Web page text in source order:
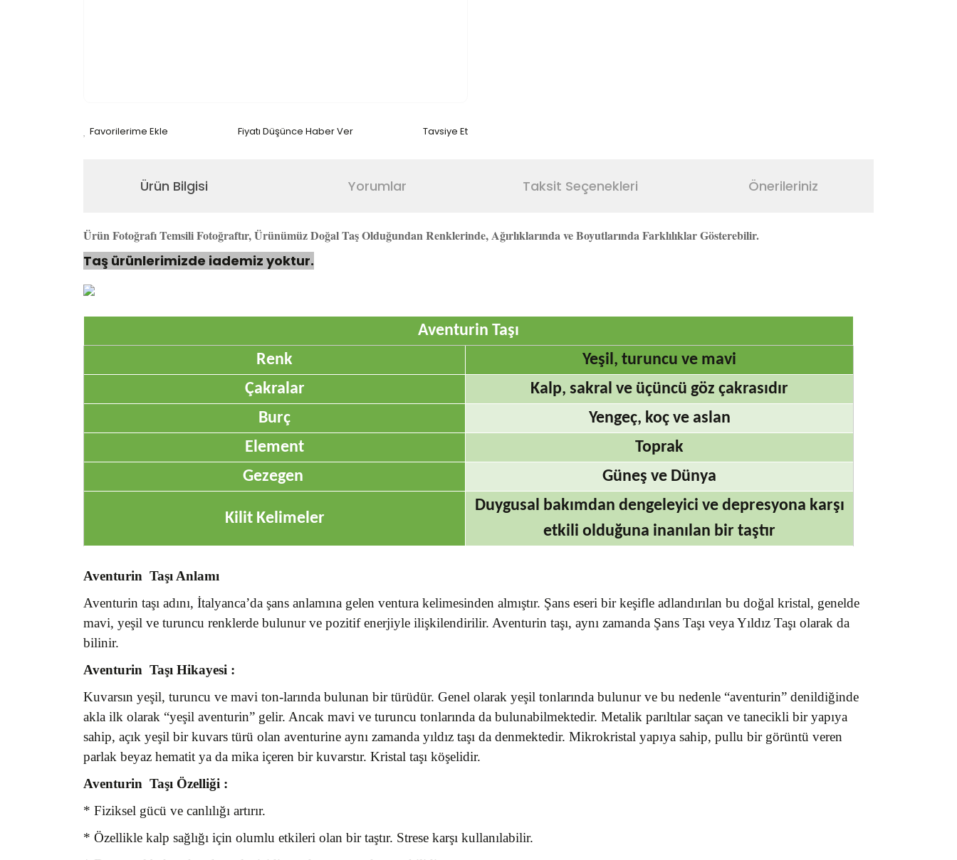
Fiyatı Düşünce Haber Ver Tavsiye Et
Ürün Bilgisi Yorumlar Taksit Seçenekleri Önerileriniz
Ürün Fotoğrafı Temsili Fotoğraftır, Ürünümüz Doğal Taş Olduğundan Renklerinde, Ağırlıklarında ve Boyutlarında Farklılıklar Gösterebilir.
Taş ürünlerimizde iademiz yoktur.
Aventurin Taşı
Renk
Yeşil, turuncu ve mavi
Çakralar
Kalp, sakral ve üçüncü göz çakrasıdır
Burç
Yengeç, koç ve aslan
Element
Toprak
Gezegen
Güneş ve Dünya
Kilit Kelimeler
Duygusal bakımdan dengeleyici ve depresyona karşı
etkili olduğuna inanılan bir taştır
Aventurin Taşı Anlamı
Aventurin taşı adını, İtalyanca’da şans anlamına gelen ventura kelimesinden almıştır. Şans eseri bir keşifle adlandırılan bu doğal kristal, genelde
mavi, yeşil ve turuncu renklerde bulunur ve pozitif enerjiyle ilişkilendirilir. Aventurin taşı, aynı zamanda Şans Taşı veya Yıldız Taşı olarak da
bilinir.
Aventurin Taşı Hikayesi :
Kuvarsın yeşil, turuncu ve mavi ton-larında bulunan bir türüdür. Genel olarak yeşil tonlarında bulunur ve bu nedenle “aventurin” denildiğinde
akla ilk olarak “yeşil aventurin” gelir. Ancak mavi ve turuncu tonlarında da bulunabilmektedir. Metalik parıltılar saçan ve tanecikli bir yapıya
sahip, açık yeşil bir kuvars türü olan aventurine aynı zamanda yıldız taşı da denmektedir. Mikrokristal yapıya sahip, pullu bir görüntü veren
parlak beyaz hematit ya da mika içeren bir kuvarstır. Kristal taşı köşelidir.
Aventurin Taşı Özelliği :
* Fiziksel gücü ve canlılığı artırır.
* Özellikle kalp sağlığı için olumlu etkileri olan bir taştır. Strese karşı kullanılabilir.